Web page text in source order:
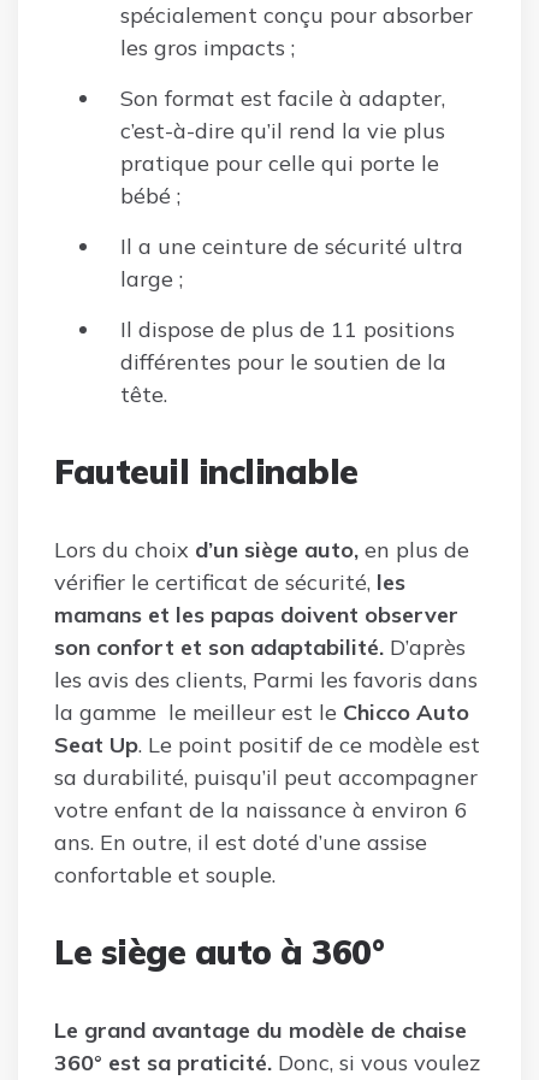
spécialement conçu pour absorber
les gros impacts ;
Son format est facile à adapter,
c’est-à-dire qu’il rend la vie plus
pratique pour celle qui porte le
bébé ;
Il a une ceinture de sécurité ultra
large ;
Il dispose de plus de 11 positions
différentes pour le soutien de la
tête.
Fauteuil inclinable
Lors du choix d’un siège auto, en plus de
vérifier le certificat de sécurité, les
mamans et les papas doivent observer
son confort et son adaptabilité. D’après
les avis des clients, Parmi les favoris dans
la gamme le meilleur est le Chicco Auto
Seat Up. Le point positif de ce modèle est
sa durabilité, puisqu’il peut accompagner
votre enfant de la naissance à environ 6
ans. En outre, il est doté d’une assise
confortable et souple.
Le siège auto à 360°
Le grand avantage du modèle de chaise
360° est sa praticité. Donc, si vous voulez